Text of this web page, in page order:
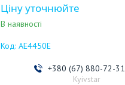
Ціну уточнюйте
В наявності
AE4450E
+380 (67) 880-72-31
Kyivstar